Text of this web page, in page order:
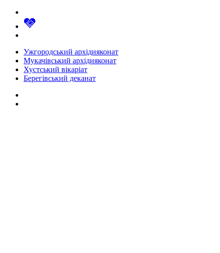
Ужгородський архідияконат
Мукачівський архідияконат
Хустський вікаріат
Берегівський деканат